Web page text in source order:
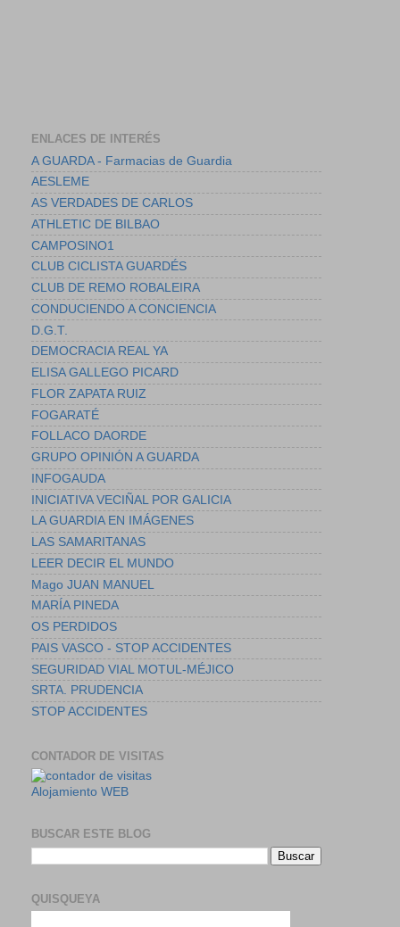
ENLACES DE INTERÉS
A GUARDA - Farmacias de Guardia
AESLEME
AS VERDADES DE CARLOS
ATHLETIC DE BILBAO
CAMPOSINO1
CLUB CICLISTA GUARDÉS
CLUB DE REMO ROBALEIRA
CONDUCIENDO A CONCIENCIA
D.G.T.
DEMOCRACIA REAL YA
ELISA GALLEGO PICARD
FLOR ZAPATA RUIZ
FOGARATÉ
FOLLACO DAORDE
GRUPO OPINIÓN A GUARDA
INFOGAUDA
INICIATIVA VECIÑAL POR GALICIA
LA GUARDIA EN IMÁGENES
LAS SAMARITANAS
LEER DECIR EL MUNDO
Mago JUAN MANUEL
MARÍA PINEDA
OS PERDIDOS
PAIS VASCO - STOP ACCIDENTES
SEGURIDAD VIAL MOTUL-MÉJICO
SRTA. PRUDENCIA
STOP ACCIDENTES
CONTADOR DE VISITAS
Alojamiento WEB
BUSCAR ESTE BLOG
QUISQUEYA